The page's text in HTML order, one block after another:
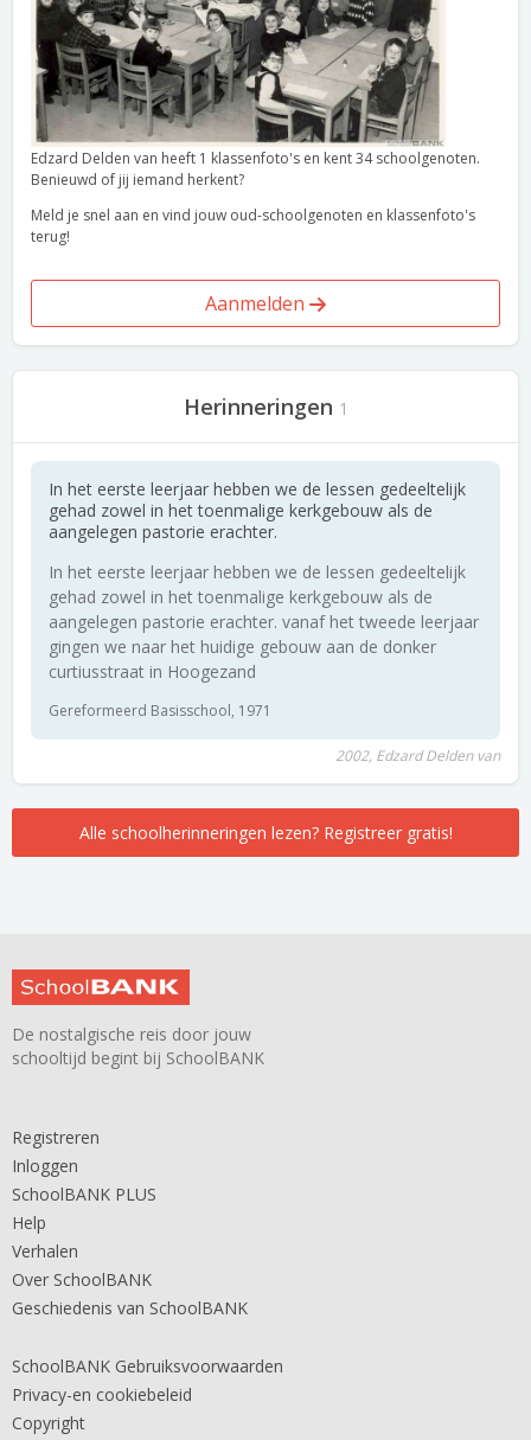
Edzard Delden van heeft 1 klassenfoto's en kent 34 schoolgenoten.
Benieuwd of jij iemand herkent?
Meld je snel aan en vind jouw oud-schoolgenoten en klassenfoto's
terug!
Aanmelden
Herinneringen 1
In het eerste leerjaar hebben we de lessen gedeeltelijk
gehad zowel in het toenmalige kerkgebouw als de
aangelegen pastorie erachter.
In het eerste leerjaar hebben we de lessen gedeeltelijk
gehad zowel in het toenmalige kerkgebouw als de
aangelegen pastorie erachter. vanaf het tweede leerjaar
gingen we naar het huidige gebouw aan de donker
curtiusstraat in Hoogezand
Gereformeerd Basisschool, 1971
2002, Edzard Delden van
Alle schoolherinneringen lezen? Registreer gratis!
De nostalgische reis door jouw
schooltijd begint bij SchoolBANK
Registreren
Inloggen
SchoolBANK PLUS
Help
Verhalen
Over SchoolBANK
Geschiedenis van SchoolBANK
SchoolBANK Gebruiksvoorwaarden
Privacy-en cookiebeleid
Copyright